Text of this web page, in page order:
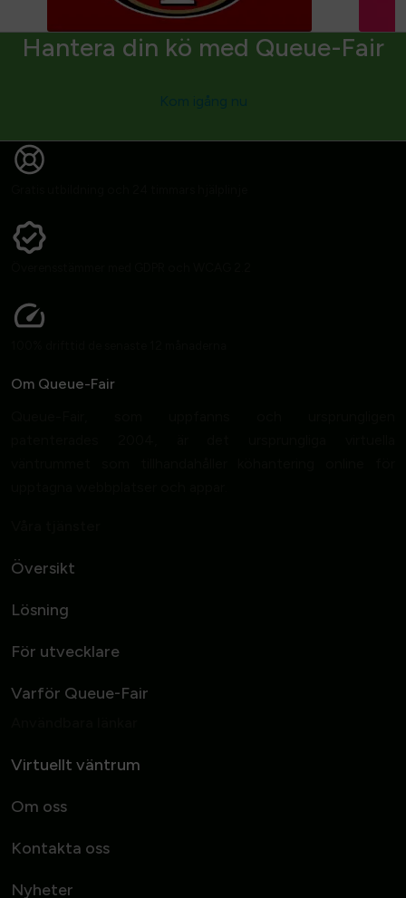
Hantera din kö med Queue-Fair
Om Queue-Fair
Översikt
Lösning
För utvecklare
Varför Queue-Fair
Virtuellt väntrum
Om oss
Kontakta oss
Nyheter